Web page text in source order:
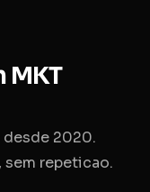
MKT
2020.
repeticao.